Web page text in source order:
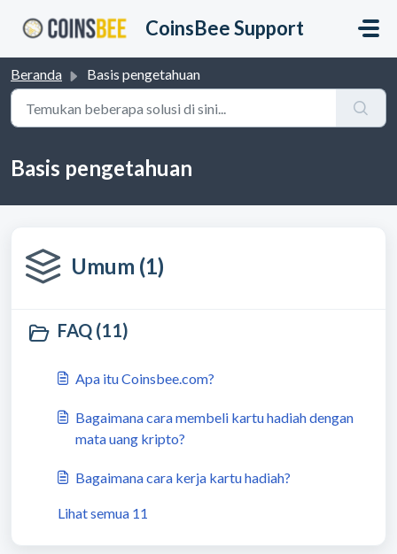
CoinsBee Support
Beranda Basis pengetahuan
Basis pengetahuan
Umum (1)
FAQ (11)
Apa itu Coinsbee.com?
Bagaimana cara membeli kartu hadiah dengan
mata uang kripto?
Bagaimana cara kerja kartu hadiah?
Lihat semua 11